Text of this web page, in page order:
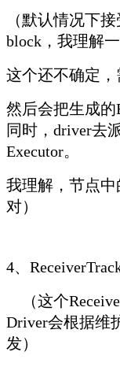
（默认情况下
block，我理解
这个还不确定，
然后会把生成的
同时，driver去
Executor。
我理解，节点中
对）
4、
（这个
Driver会根据维
发）